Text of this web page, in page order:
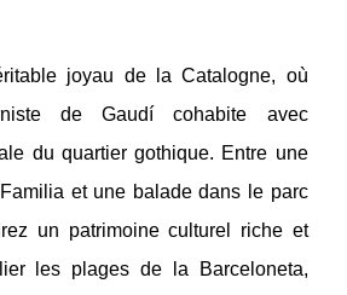
joyau de la Catalogne, où
de Gaudí cohabite avec
du quartier gothique. Entre une
et une balade dans le parc
un patrimoine culturel riche et
les plages de la Barceloneta,